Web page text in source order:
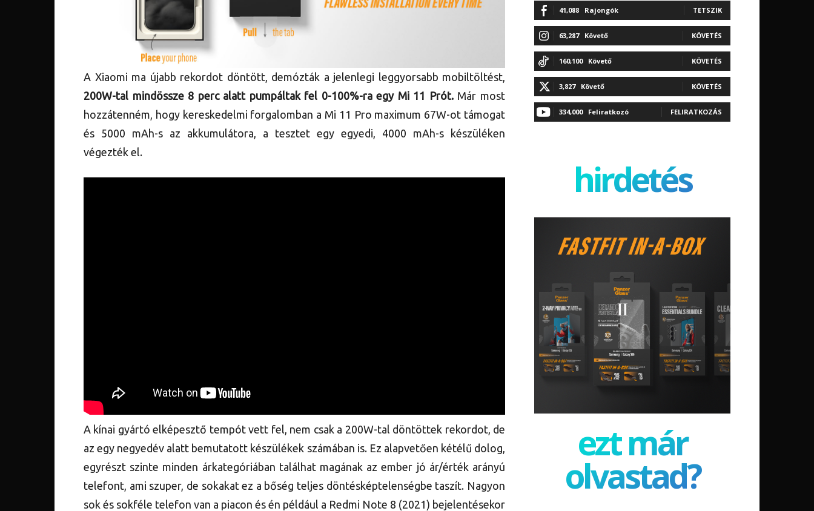
A Xiaomi ma újabb rekordot döntött, demózták a jelenlegi leggyorsabb mobiltöltést,
200W-tal mindössze 8 perc alatt pumpáltak fel 0-100%-ra egy Mi 11 Prót.Már most
hozzátenném, hogy kereskedelmi forgalomban a Mi 11 Pro maximum 67W-ot támogat
és 5000 mAh-s az akkumulátora, a tesztet egy egyedi, 4000 mAh-s készüléken
végezték el.
A kínai gyártó elképesztő tempót vett fel, nem csak a 200W-tal döntöttek rekordot, de
az egy negyedév alatt bemutatott készülékek számában is. Ez alapvetően kétélű dolog,
egyrészt szinte minden árkategóriában találhat magának az ember jó ár/érték arányú
telefont, ami szuper, de sokakat ez a bőség teljes döntésképtelenségbe taszít. Nagyon
sok és sokféle telefon van a piacon és én például a Redmi Note 8 (2021) bejelentésekor
41,088 Rajongók TETSZIK
63,287 Követő KÖVETÉS
160,100 Követő KÖVETÉS
3,827 Követő KÖVETÉS
334,000 Feliratkozó FELIRATKOZÁS
hirdetés
ezt már
olvastad?